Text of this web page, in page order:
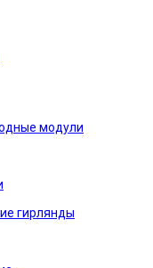
модули
гирлянды